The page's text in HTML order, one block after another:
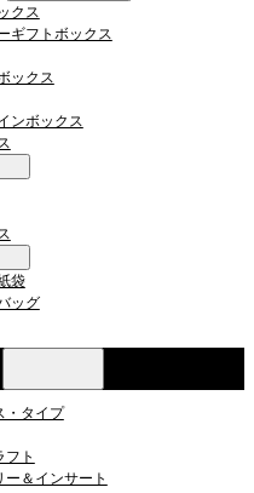
クス
ギフトボックス
ックス
ンボックス
袋
ッグ
・タイプ
ト
＆インサート